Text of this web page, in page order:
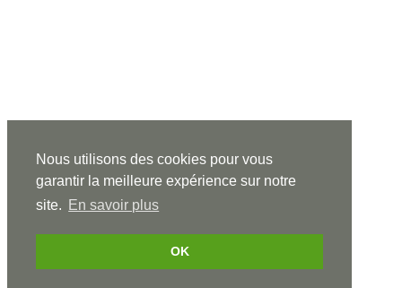
Nous utilisons des cookies pour vous
garantir la meilleure expérience sur notre
site.
En savoir plus
OK